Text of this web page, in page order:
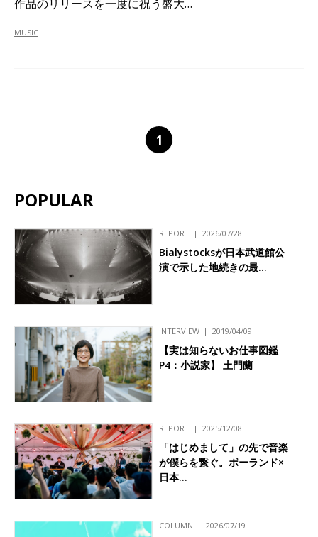
作品のリリースを一度に祝う盛大…
MUSIC
1
POPULAR
REPORT 2026/07/28
Bialystocksが日本武道館公
演で示した地続きの最…
INTERVIEW 2019/04/09
【実は知らないお仕事図鑑
P4：小説家】 土門蘭
REPORT 2025/12/08
「はじめまして」の先で音楽
が僕らを繋ぐ。ポーランド×
日本…
COLUMN 2026/07/19